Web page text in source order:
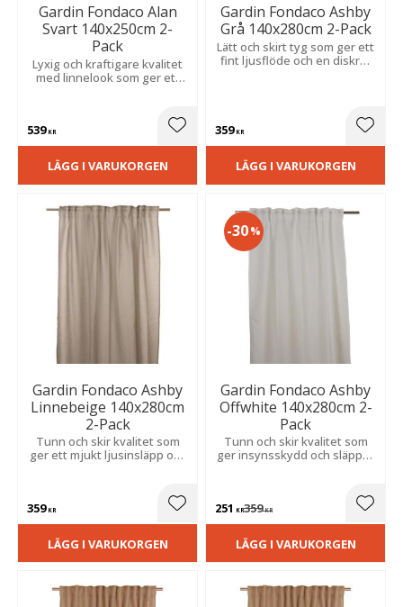
Gardin Fondaco Alan
Svart 140x250cm 2-
Pack
Lyxig och kraftigare kvalitet
med linnelook som ger ett
539KR Lägg till i favoriter
LÄGG I VARUKORGEN
Gardin Fondaco Ashby
Grå 140x280cm 2-Pack
Lätt och skirt tyg som ger ett
fint ljusflöde och en diskret
359KR
LÄGG I VARUKORGEN
Gardin Fondaco Ashby
Linnebeige 140x280cm
2-Pack
Tunn och skir kvalitet som
ger ett mjukt ljusinsläpp och
359KR Lägg till i favoriter
LÄGG I VARUKORGEN
Gardin Fondaco Ashby
Offwhite 140x280cm 2-
Pack
Tunn och skir kvalitet som
ger insynsskydd och släpper
251 KR359KR
30%
LÄGG I VARUKORGEN